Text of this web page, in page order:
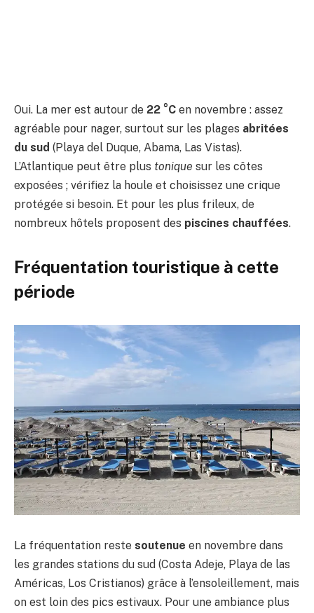
Oui. La mer est autour de 22 °C en novembre : assez
agréable pour nager, surtout sur les plages abritées
du sud (Playa del Duque, Abama, Las Vistas).
L’Atlantique peut être plus tonique sur les côtes
exposées ; vérifiez la houle et choisissez une crique
protégée si besoin. Et pour les plus frileux, de
nombreux hôtels proposent des piscines chauffées.
Fréquentation touristique à cette
période
La fréquentation reste soutenue en novembre dans
les grandes stations du sud (Costa Adeje, Playa de las
Américas, Los Cristianos) grâce à l’ensoleillement, mais
on est loin des pics estivaux. Pour une ambiance plus